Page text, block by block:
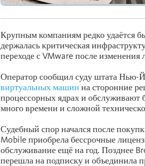
Крупным компаниям редко удаётся
держалась критическая
переходе с VMware после
Оператор сообщил суду штата Нью-
виртуальных машин на сторонние
процессорных ядрах и обслуживают
много времени и сложной
Судебный спор начался после
Mobile приобрела бессрочные
обслуживание ещё на год. Позднее
перешла на подписку и объединила